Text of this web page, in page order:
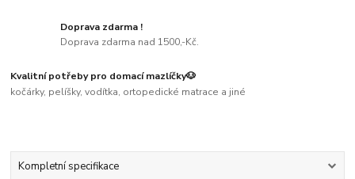
Doprava zdarma !
Doprava zdarma nad 1500,-Kč.
Kvalitní potřeby pro domací mazlíčky🐶
kočárky, pelíšky, vodítka, ortopedické matrace a jiné
Kompletní specifikace